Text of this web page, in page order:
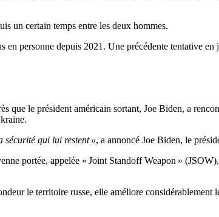
un certain temps entre les deux hommes.
personne depuis 2021. Une précédente tentative
que le président américain sortant, Joe Biden, a
sécurité qui lui restent », a annoncé Joe Biden, le
portée, appelée « Joint Standoff Weapon »
le territoire russe, elle améliore considérablement